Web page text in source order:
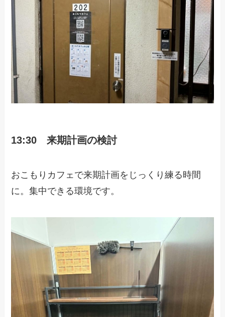
13:30 来期計画の検討
おこもりカフェで来期計画をじっくり練る時間
に。集中できる環境です。